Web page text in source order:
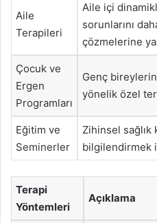
Aile
Terapileri
Aile içi
sorunlarını
çözmelerine
Çocuk ve
Ergen
Programları
Genç bireylerin
yönelik özel
Eğitim ve
Seminerler
Zihinsel sağlık
bilgilendirmek
Terapi
Yöntemleri
Açıklama